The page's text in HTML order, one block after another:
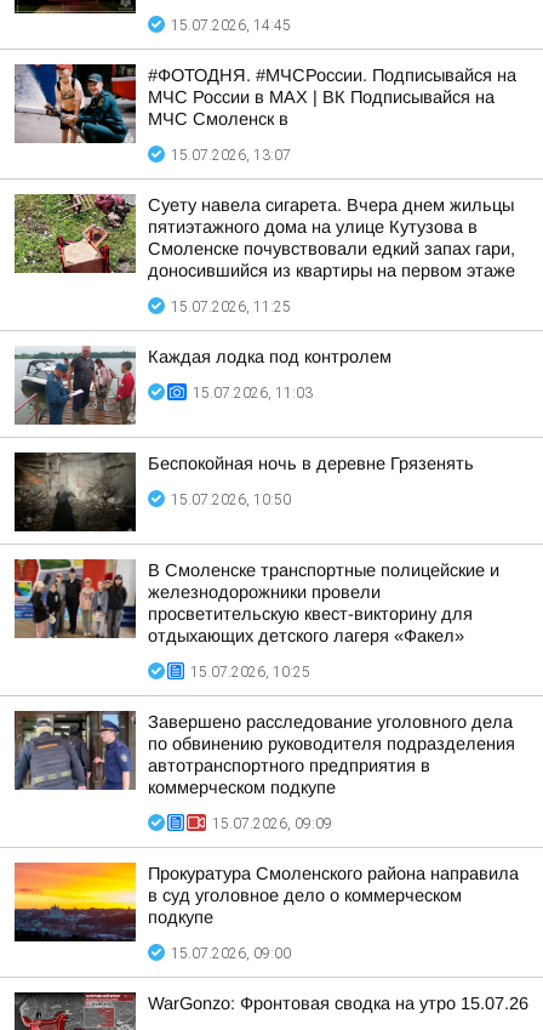
15.07.2026, 14:45
#ФОТОДНЯ. #МЧСРоссии. Подписывайся на
МЧС России в MAX | ВК Подписывайся на
МЧС Смоленск в
15.07.2026, 13:07
Суету навела сигарета. Вчера днем жильцы
пятиэтажного дома на улице Кутузова в
Смоленске почувствовали едкий запах гари,
доносившийся из квартиры на первом этаже
15.07.2026, 11:25
Каждая лодка под контролем
15.07.2026, 11:03
Беспокойная ночь в деревне Грязенять
15.07.2026, 10:50
В Смоленске транспортные полицейские и
железнодорожники провели
просветительскую квест-викторину для
отдыхающих детского лагеря «Факел»
15.07.2026, 10:25
Завершено расследование уголовного дела
по обвинению руководителя подразделения
автотранспортного предприятия в
коммерческом подкупе
15.07.2026, 09:09
Прокуратура Смоленского района направила
в суд уголовное дело о коммерческом
подкупе
15.07.2026, 09:00
WarGonzo: Фронтовая сводка на утро 15.07.26